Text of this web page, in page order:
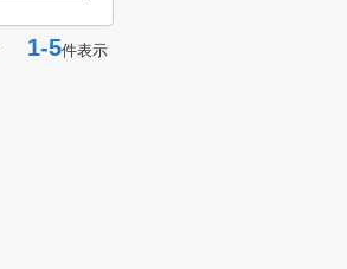
1-5件表示